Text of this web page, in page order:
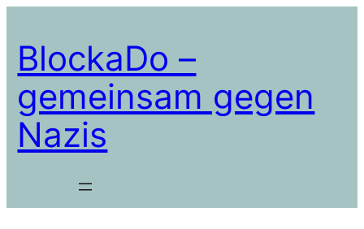
springen
BlockaDo –
gemeinsam gegen
Nazis